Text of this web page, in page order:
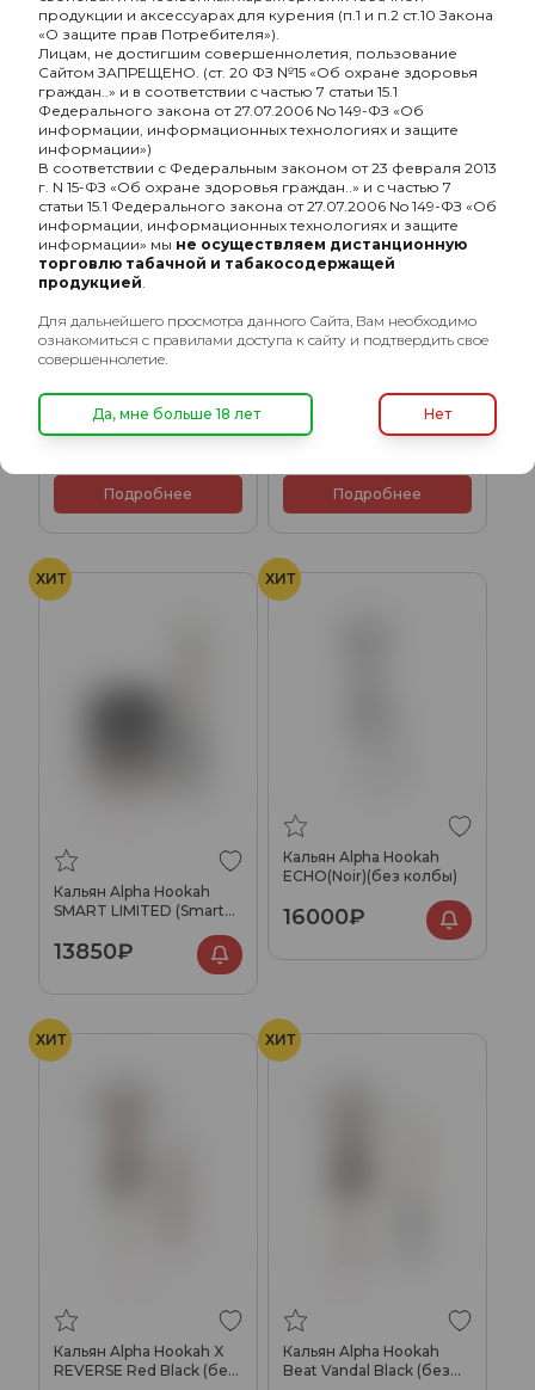
ХИТ
Кальян Alpha Hookah X
red candy (без колбы)
Подробнее
ХИТ
Кальян Alpha Hookah X
yellow (без колбы)
Подробнее
ХИТ
Кальян Alpha Hookah
SMART LIMITED (Smarter
13850₽
ХИТ
Кальян Alpha Hookah
ECHO(Noir)(без колбы)
16000₽
ХИТ
Кальян Alpha Hookah X
REVERSE Red Black (без
ХИТ
Кальян Alpha Hookah
Beat Vandal Black (без
продукции и аксессуарах для курения (п.1 и п.2 ст.10 Закона
«О защите прав Потребителя»).
Лицам, не достигшим совершеннолетия, пользование
Сайтом ЗАПРЕЩЕНО. (ст. 20 ФЗ №15 «Об охране здоровья
граждан..» и в соответствии с частью 7 статьи 15.1
Федерального закона от 27.07.2006 No 149-ФЗ «Об
информации, информационных технологиях и защите
информации»)
В соответствии с Федеральным законом от 23 февраля 2013
г. N 15-ФЗ «Об охране здоровья граждан..» и с частью 7
статьи 15.1 Федерального закона от 27.07.2006 No 149-ФЗ «Об
информации, информационных технологиях и защите
информации» мы не осуществляем дистанционную
торговлю табачной и табакосодержащей
продукцией
Для дальнейшего просмотра данного Сайта, Вам необходимо
ознакомиться с правилами доступа к сайту и подтвердить свое
совершеннолетие.
Да, мне больше 18 лет Нет